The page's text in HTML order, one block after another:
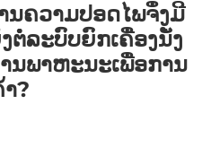
ນຄວາມປອດໄພຈຶ່ງມີ
ຕໍ່ລະບົບຍົກເຄື່ອງນັ່ງ
ນພາຫະນະເພື່ອການ
?